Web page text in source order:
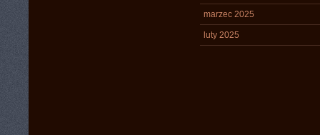
marzec 2025
luty 2025